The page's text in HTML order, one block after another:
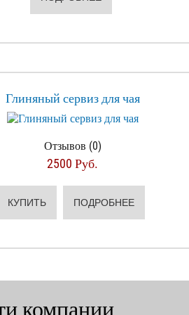
Глиняный сервиз для чая
Отзывов (0)
2500 Руб.
КУПИТЬ ПОДРОБНЕЕ
компании